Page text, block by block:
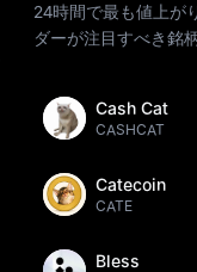
24時間で最も値上が
ダーが注目すべき銘
Cash Cat
CASHCAT
Catecoin
CATE
Bless